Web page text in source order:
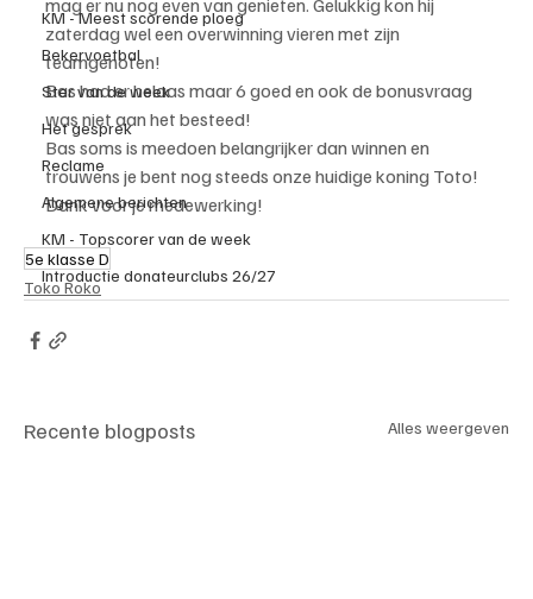
KM - Meest scorende ploeg
Bekervoetbal
Ster van de week
Het gesprek
Reclame
Algemene berichten
KM - Topscorer van de week
Introductie donateurclubs 26/27
mag er nu nog even van genieten. Gelukkig kon hij
zaterdag wel een overwinning vieren met zijn
teamgenoten!
Bas had er helaas maar 6 goed en ook de bonusvraag
was niet aan het besteed!
Bas soms is meedoen belangrijker dan winnen en
trouwens je bent nog steeds onze huidige koning Toto!
Dank voor je medewerking!
5e klasse D
Toko Roko
Recente blogposts Alles weergeven